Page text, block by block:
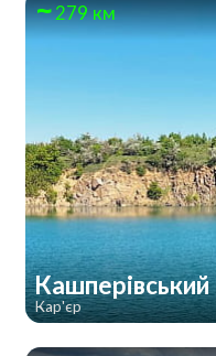
279 км
Кашперівський
Кар'єр